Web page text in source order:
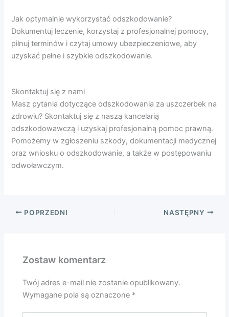
Jak optymalnie wykorzystać odszkodowanie?
Dokumentuj leczenie, korzystaj z profesjonalnej pomocy,
pilnuj terminów i czytaj umowy ubezpieczeniowe, aby
uzyskać pełne i szybkie odszkodowanie.
Skontaktuj się z nami
Masz pytania dotyczące odszkodowania za uszczerbek na
zdrowiu? Skontaktuj się z naszą kancelarią
odszkodowawczą i uzyskaj profesjonalną pomoc prawną.
Pomożemy w zgłoszeniu szkody, dokumentacji medycznej
oraz wniosku o odszkodowanie, a także w postępowaniu
odwoławczym.
POPRZEDNI NASTĘPNY
Zostaw komentarz
Twój adres e-mail nie zostanie opublikowany.
Wymagane pola są oznaczone *